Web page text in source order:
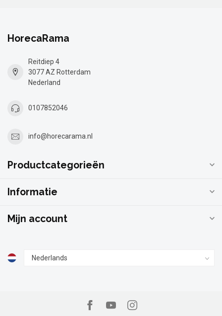
HorecaRama
Reitdiep 4
3077 AZ Rotterdam
Nederland
0107852046
info@horecarama.nl
Productcategorieën
Informatie
Mijn account